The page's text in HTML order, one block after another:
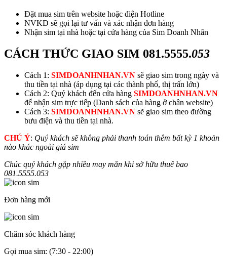
Đặt mua sim trên website hoặc điện Hotline
NVKD sẽ gọi lại tư vấn và xác nhận đơn hàng
Nhận sim tại nhà hoặc tại cửa hàng của Sim Doanh Nhân
CÁCH THỨC GIAO SIM 081.5555.053
Cách 1: SIMDOANHNHAN.VN sẽ giao sim trong ngày và
thu tiền tại nhà (áp dụng tại các thành phố, thị trấn lớn)
Cách 2: Quý khách đến cửa hàng SIMDOANHNHAN.VN
để nhận sim trực tiếp (Danh sách của hàng ở chân website)
Cách 3: SIMDOANHNHAN.VN sẽ giao sim theo đường
bưu điện và thu tiền tại nhà.
CHÚ Ý: Quý khách sẽ không phải thanh toán thêm bất kỳ 1 khoản
nào khác ngoài giá sim
Chúc quý khách gặp nhiều may mắn khi sở hữu thuê bao
081.5555.053
Đơn hàng mới
Chăm sóc khách hàng
Gọi mua sim: (7:30 - 22:00)